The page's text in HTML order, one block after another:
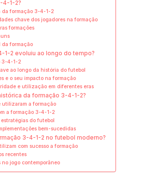
4-1-2?
formação 3-4-1-2
chave dos jogadores na formação
formações
da formação
1-2 evoluiu ao longo do tempo?
3-4-1-2
ao longo da história do futebol
e o seu impacto na formação
e utilização em diferentes eras
da formação 3-4-1-2?
utilizaram a formação
a formação 3-4-1-2
do futebol
bem-sucedidas
3-4-1-2 no futebol moderno?
com sucesso a formação
recentes
no jogo contemporâneo